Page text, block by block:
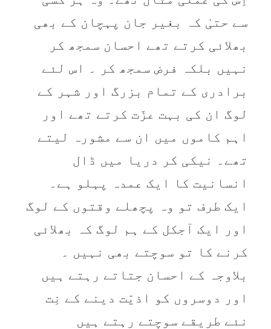
سے حتیٰ کہ بغیر جان پہچان کے بھی
بھلائی کرتے تھے احسان سمجھ کر
نہیں بلکہ فرض سمجھ کر ۔ اس لئے
برادری کے تمام بزرگ اور شہر کے
لوگ ان کی بہت عزّت کرتے تھے اور
اہم کاموں میں ان سے مشورہ لیتے
تھے۔ نیکی کر دریا میں ڈال
انسانیت کا ایک عمدہ پہلو ہے۔
ایک طرف تو وہ پچھلے وقتوں کے لوگ
اور ایک آجکل کے ہم لوگ کہ بھلائی
کرنے کا تو سوچتے بھی نہیں ۔
بلاوجہ کے احسان جتاتے رہتے ہیں
اور دوسروں کو اذیّت دینے کے نِت
نئے طریقے سوچتے رہتے ہیں